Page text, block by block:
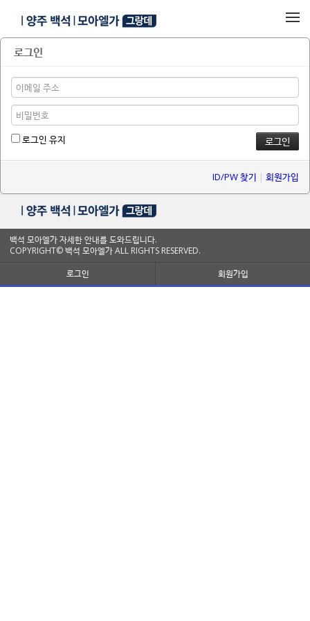
로그인
로그인 유지
ID/PW 찾기 | 회원가입
백석 모아엘가 자세한 안내를 도와드립니다.
COPYRIGHT© 백석 모아엘가 ALL RIGHTS RESERVED.
로그인
회원가입